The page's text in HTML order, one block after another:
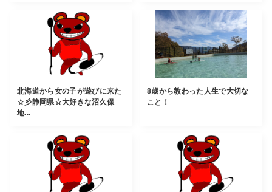
北海道から女の子が遊びに来た
☆彡静岡県☆大好きな沼久保
地...
8歳から教わった人生で大切な
こと！